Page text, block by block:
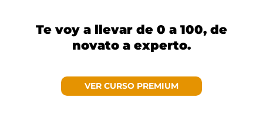
Te voy a llevar de 0 a 100, de
novato a experto.
VER CURSO PREMIUM